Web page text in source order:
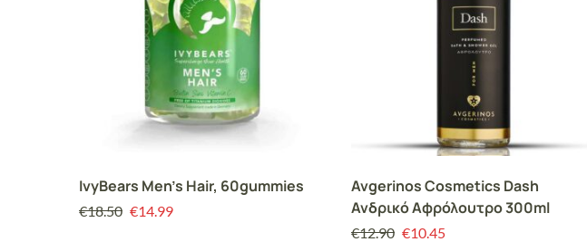
IvyBears Men’s Hair, 60gummies
€18.50 €14.99
Avgerinos Cosmetics Dash
Ανδρικό Αφρόλουτρο 300ml
€12.90 €10.45